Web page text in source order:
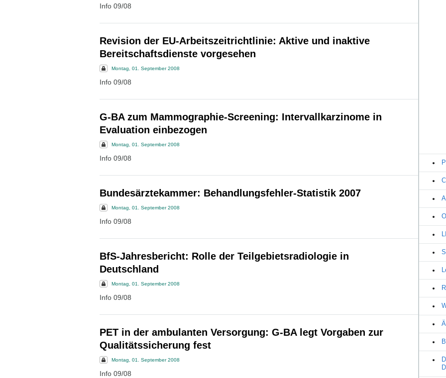
Info 09/08
Revision der EU-Arbeitszeitrichtlinie: Aktive und inaktive
Bereitschaftsdienste vorgesehen
Montag, 01. September 2008
Info 09/08
G-BA zum Mammographie-Screening: Intervallkarzinome in
Evaluation einbezogen
Montag, 01. September 2008
Info 09/08
Bundesärztekammer: Behandlungsfehler-Statistik 2007
Montag, 01. September 2008
Info 09/08
BfS-Jahresbericht: Rolle der Teilgebietsradiologie in
Deutschland
Montag, 01. September 2008
Info 09/08
PET in der ambulanten Versorgung: G-BA legt Vorgaben zur
Qualitätssicherung fest
Montag, 01. September 2008
Info 09/08